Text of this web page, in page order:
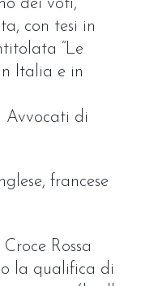
dei voti,
con tesi in
“Le
Italia e in
Avvocati di
francese
Rossa
la qualifica di